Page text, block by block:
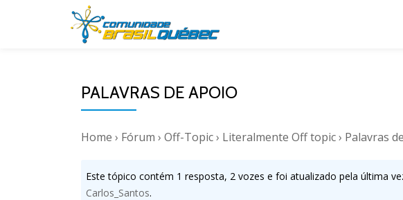
PALAVRAS DE APOIO
Home › Fórum › Off-Topic› Literalmente Off topic› Palavras
Este tópico contém 1 resposta, 2 vozes e foi atualizado pela última
Carlos_Santos.